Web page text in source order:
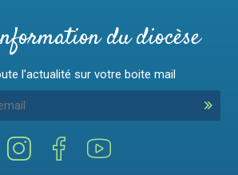
du diocèse
l’actualité sur votre boite mail